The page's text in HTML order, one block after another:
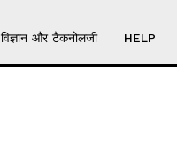
विज्ञान और टैकनोलजी HELP